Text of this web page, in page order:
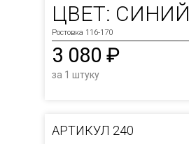
ЦВЕТ: СИНИЙ
Ростовка 116-170
3 080 ₽
за 1 штуку
АРТИКУЛ 240